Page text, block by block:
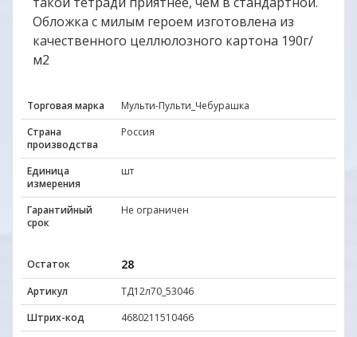
Обложка с милым героем изготовлена из
качественного целлюлозного картона 190г/
м2
Торговая марка
Мульти-Пульти_Чебурашка
Страна
производства
Россия
Единица
измерения
шт
Гарантийный
срок
Не ограничен
Остаток 28
Артикул
ТД12л70_53046
Штрих-код
4680211510466